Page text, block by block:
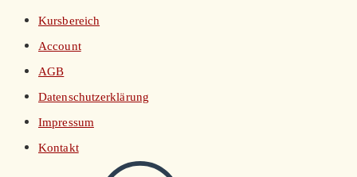
Kursbereich
Account
AGB
Datenschutzerklärung
Impressum
Kontakt